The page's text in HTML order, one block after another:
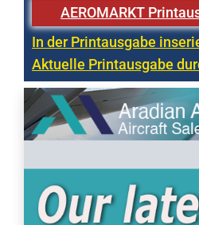
AEROMARKT
In der Printausgabe
Aktuelle Printausgabe